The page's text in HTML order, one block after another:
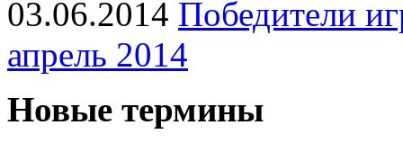
03.06.2014 Победители
апрель 2014
Новые термины